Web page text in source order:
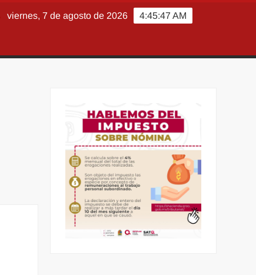
4:45:49 AM
viernes, 7 de agosto de 2026